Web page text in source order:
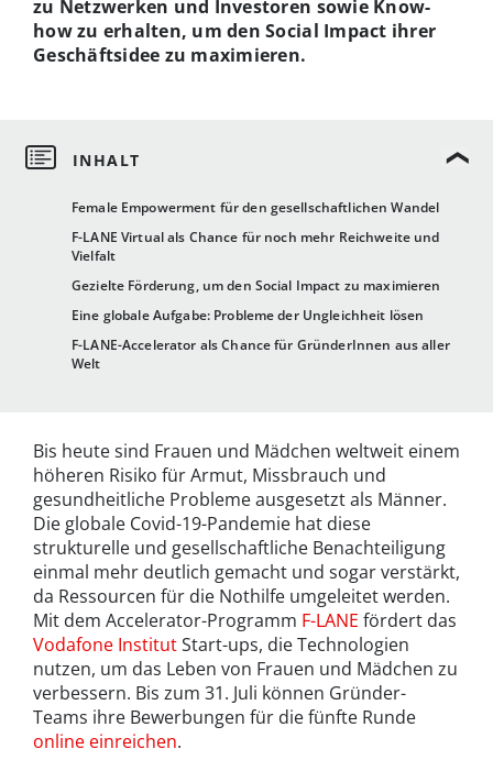
Female Empowerment für den gesellschaftlichen Wandel
F-LANE Virtual als Chance für noch mehr Reichweite und
Vielfalt
Gezielte Förderung, um den Social Impact zu maximieren
Eine globale Aufgabe: Probleme der Ungleichheit lösen
F-LANE-Accelerator als Chance für GründerInnen aus aller
Welt
zu Netzwerken und Investoren sowie Know-
how zu erhalten, um den Social Impact ihrer
Geschäftsidee zu maximieren.
Bis heute sind Frauen und Mädchen weltweit einem
höheren Risiko für Armut, Missbrauch und
gesundheitliche Probleme ausgesetzt als Männer.
Die globale Covid-19-Pandemie hat diese
strukturelle und gesellschaftliche Benachteiligung
einmal mehr deutlich gemacht und sogar verstärkt,
da Ressourcen für die Nothilfe umgeleitet werden.
Mit dem Accelerator-Programm F-LANE fördert das
Vodafone InstitutStart-ups, die Technologien
nutzen, um das Leben von Frauen und Mädchen zu
verbessern. Bis zum 31. Juli können Gründer-
Teams ihre Bewerbungen für die fünfte Runde
online einreichen.